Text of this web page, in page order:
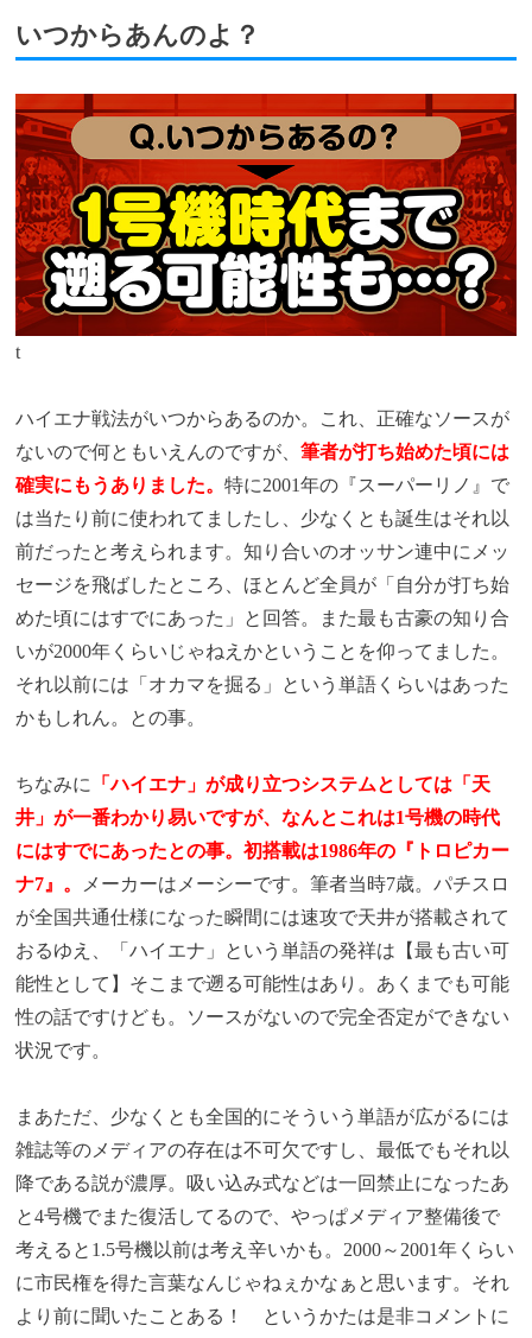
いつからあんのよ？
t
ハイエナ戦法がいつからあるのか。これ、正確なソースが
ないので何ともいえんのですが、筆者が打ち始めた頃には
確実にもうありました。特に2001年の『スーパーリノ』で
は当たり前に使われてましたし、少なくとも誕生はそれ以
前だったと考えられます。知り合いのオッサン連中にメッ
セージを飛ばしたところ、ほとんど全員が「自分が打ち始
めた頃にはすでにあった」と回答。また最も古豪の知り合
いが2000年くらいじゃねえかということを仰ってました。
それ以前には「オカマを掘る」という単語くらいはあった
かもしれん。との事。
ちなみに
「ハイエナ」が成り立つシステムとしては「天
井」が一番わかり易いですが、なんとこれは1号機の時代
にはすでにあったとの事。初搭載は1986年の『トロピカー
ナ7』。
メーカーはメーシーです。筆者当時7歳。パチスロ
が全国共通仕様になった瞬間には速攻で天井が搭載されて
おるゆえ、「ハイエナ」という単語の発祥は【最も古い可
能性として】そこまで遡る可能性はあり。あくまでも可能
性の話ですけども。ソースがないので完全否定ができない
状況です。
まあただ、少なくとも全国的にそういう単語が広がるには
雑誌等のメディアの存在は不可欠ですし、最低でもそれ以
降である説が濃厚。吸い込み式などは一回禁止になったあ
と4号機でまた復活してるので、やっぱメディア整備後で
考えると1.5号機以前は考え辛いかも。2000～2001年くらい
に市民権を得た言葉なんじゃねぇかなぁと思います。それ
より前に聞いたことある！ というかたは是非コメントに